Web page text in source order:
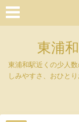
東浦
東浦和駅近くの少人
しみやすさ、おひと